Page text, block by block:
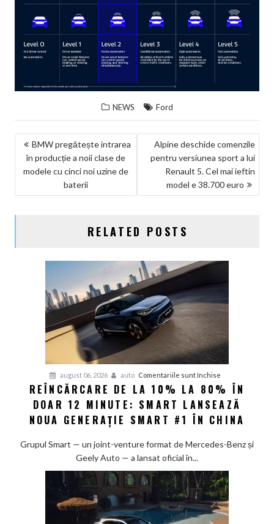
NEWS Ford
NAVIGARE
ÎN
ARTICOLE
BMW pregătește intrarea
în producție a noii clase de
modele cu cinci noi uzine de
baterii
Alpine deschide comenzile
pentru versiunea sport a lui
Renault 5. Cel mai ieftin
model e 38.700 euro
RELATED POSTS
august 06, 2026 auto Comentariile sunt închise
Reîncărcare
de
la
la
doar
12
minute:
REÎNCĂRCARE DE LA 10% LA 80% ÎN
DOAR 12 MINUTE: SMART LANSEAZĂ
NOUA GENERAȚIE SMART #1 ÎN CHINA
Grupul Smart — un joint-venture format de Mercedes-Benz și
Geely Auto — a lansat oficial în...